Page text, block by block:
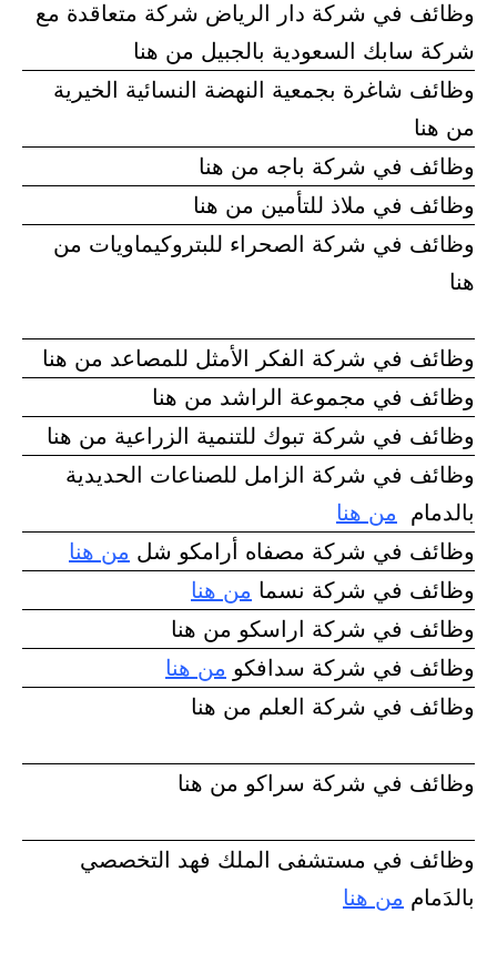
وظائف في شركة دار الرياض شركة متعاقدة مع
شركة سابك السعودية بالجبيل من هنا
وظائف شاغرة بجمعية النهضة النسائية الخيرية
من هنا
وظائف في شركة باجه من هنا
وظائف في ملاذ للتأمين من هنا
وظائف في شركة الصحراء للبتروكيماويات من
هنا
وظائف في شركة الفكر الأمثل للمصاعد من هنا
وظائف في مجموعة الراشد من هنا
وظائف في شركة تبوك للتنمية الزراعية من هنا
وظائف في شركة الزامل للصناعات الحديدية
بالدمام من هنا
وظائف في شركة مصفاه أرامكو شل من هنا
وظائف في شركة نسما من هنا
وظائف في شركة اراسكو من هنا
وظائف في شركة سدافكو من هنا
وظائف في شركة العلم من هنا
وظائف في شركة سراكو من هنا
وظائف في مستشفى الملك فهد التخصصي
بالدَمام من هنا